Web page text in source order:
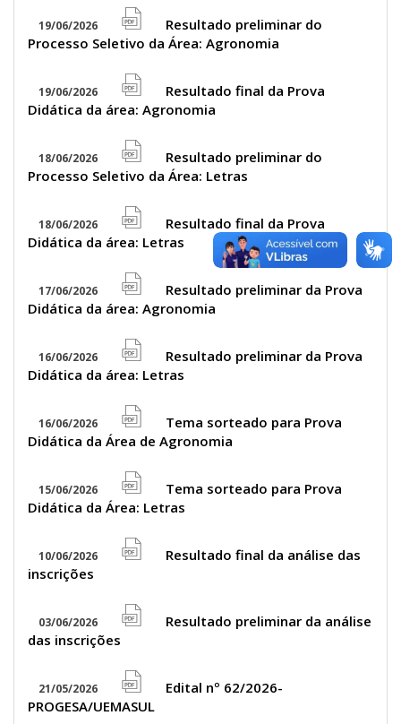
icon
19/06/2026
file
pdf
icon
Resultado preliminar do
Processo Seletivo da Área: Agronomia
19/06/2026
file
pdf
icon
Resultado final da Prova
Didática da área: Agronomia
18/06/2026
file
pdf
icon
Resultado preliminar do
Processo Seletivo da Área: Letras
18/06/2026
file
pdf
icon
Resultado final da Prova
Didática da área: Letras
17/06/2026
file
pdf
icon
Resultado preliminar da Prova
Didática da área: Agronomia
16/06/2026
file
pdf
icon
Resultado preliminar da Prova
Didática da área: Letras
16/06/2026
file
pdf
icon
Tema sorteado para Prova
Didática da Área de Agronomia
15/06/2026
file
pdf
icon
Tema sorteado para Prova
Didática da Área: Letras
10/06/2026
pdf
icon
Resultado final da análise das
inscrições
03/06/2026
file
pdf
icon
Resultado preliminar da análise
das inscrições
21/05/2026
file
Edital nº 62/2026-
PROGESA/UEMASUL